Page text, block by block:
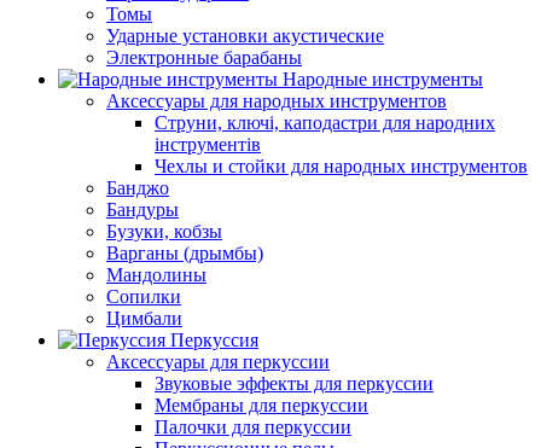
Томы
Ударные установки акустические
Электронные барабаны
Народные инструменты
Аксессуары для народных инструментов
Струни, ключі, каподастри для народних
інструментів
Чехлы и стойки для народных инструментов
Банджо
Бандуры
Бузуки, кобзы
Варганы (дрымбы)
Мандолины
Сопилки
Цимбали
Перкуссия
Аксессуары для перкуссии
Звуковые эффекты для перкуссии
Мембраны для перкуссии
Палочки для перкуссии